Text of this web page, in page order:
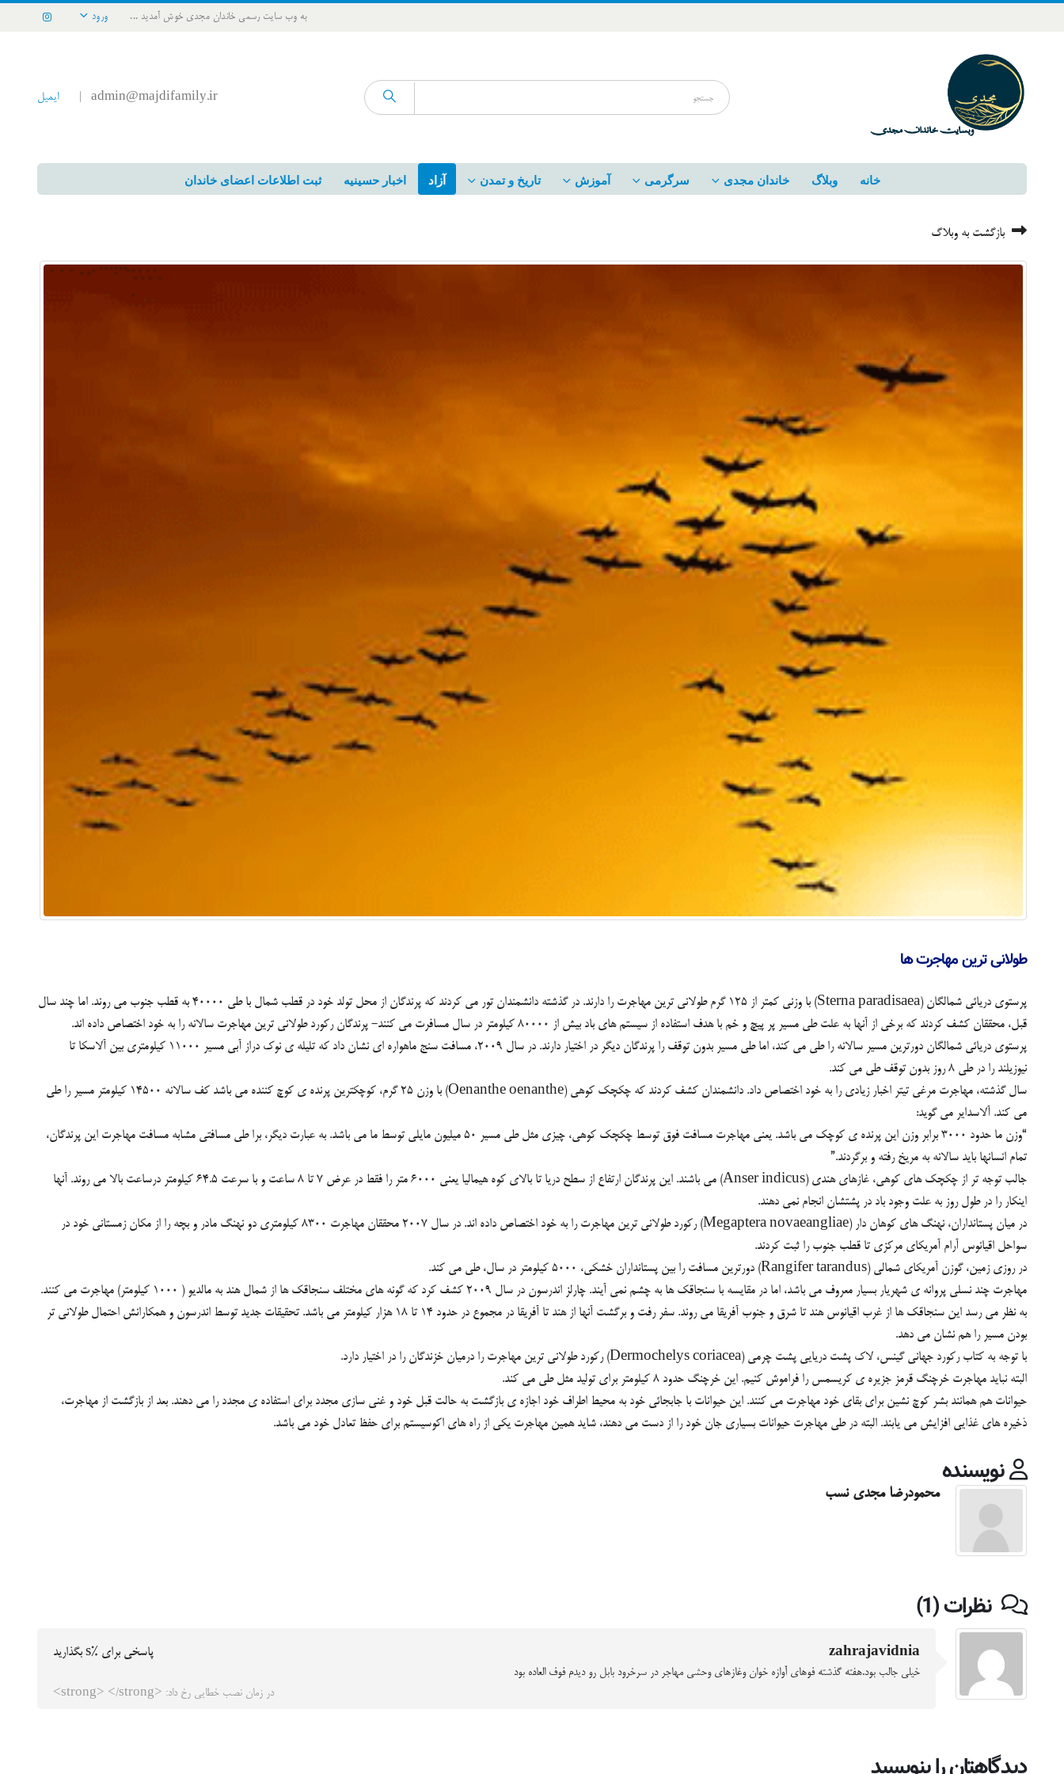
به وب سایت رسمی خاندان مجدی خوش آمدید ... ورود
admin@majdifamily.ir ایمیل
خانه وبلاگ خاندان مجدی سرگرمی آموزش تاریخ و تمدن آزاد اخبار حسینیه ثبت اطلاعات اعضای خاندان
بازگشت به وبلاگ
طولانی ترین مهاجرت ها
پرستوی دریائی شمالگان (Sterna paradisaea) با وزنی کمتر از 125 گرم طولانی ترین مهاجرت را دارند. در گذشته دانشمندان تور می کردند که پرندگان از محل تولد خود در قطب شمال با طی 40000 به قطب جنوب می روند. اما چند سال
قبل، محققان کشف کردند که برخی از آنها به علت طی مسیر پر پیچ و خم با هدف استفاده از سیستم های باد بیش از 80000 کیلومتر در سال مسافرت می کنند- پرندگان رکورد طولانی ترین مهاجرت سالانه را به خود اختصاص داده اند.
پرستوی دریائی شمالگان دورترین مسیر سالانه را طی می کند، اما طی مسیر بدون توقف را پرندگان دیگر در اختیار دارند. در سال 2009، مسافت سنج ماهواره ای نشان داد که تلیله ی نوک دراز آبی مسیر 11000 کیلومتری بین آلاسکا تا
نیوزیلند را در طی 8 روز بدون توقف طی می کند.
سال گذشته، مهاجرت مرغی تیتر اخبار زیادی را به خود اختصاص داد. دانشمندان کشف کردند که چکچک کوهی (Oenanthe oenanthe) با وزن 25 گرم، کوچکترین پرنده ی کوچ کننده می باشد کف سالانه 14500 کیلومتر مسیر را طی
می کند. آلاسدایر می گوید:
“وزن ما حدود 3000 برابر وزن این پرنده ی کوچک می باشد. یعنی مهاجرت مسافت فوق توسط چکچک کوهی، چیزی مثل طی مسیر 50 میلیون مایلی توسط ما می باشد. به عبارت دیگر، برا طی مسافتی مشابه مسافت مهاجرت این پرندگان،
تمام انسانها باید سالانه به مریخ رفته و برگردند.”
جالب توجه تر از چکچک های کوهی، غازهای هندی (Anser indicus) می باشند. این پرندگان ارتفاع از سطح دریا تا بالای کوه هیمالیا یعنی 6000 متر را فقط در عرض 7 تا 8 ساعت و با سرعت 64.5 کیلومتر درساعت بالا می روند. آنها
اینکار را در طول روز به علت وجود باد در پشتشان انجام نمی دهند.
در میان پستانداران، نهنگ های کوهان دار (Megaptera novaeangliae) رکورد طولانی ترین مهاجرت را به خود اختصاص داده اند. در سال 2007 محققان مهاجرت 8300 کیلومتری دو نهنگ مادر و بچه را از مکان زمستانی خود در
سواحل اقیانوس آرام آمریکای مرکزی تا قطب جنوب را ثبت کردند.
در روزی زمین، گوزن آمریکای شمالی (Rangifer tarandus) دورترین مسافت را بین پستانداران خشکی، 5000 کیلومتر در سال، طی می کند.
مهاجرت چند نسلی پروانه ی شهریار بسیار معروف می باشد، اما در مقایسه با سنجاقک ها به چشم نمی آیند. چارلز اندرسون در سال 2009 کشف کرد که گونه های مختلف سنجاقک ها از شمال هند به مالدیو ( 1000 کیلومتر) مهاجرت می کنند.
به نظر می رسد این سنجاقک ها از غرب اقیانوس هند تا شرق و جنوب آفریقا می روند. سفر رفت و برگشت آنها از هند تا آفریقا در مجموع در حدود 14 تا 18 هزار کیلومتر می باشد. تحقیقات جدید توسط اندرسون و همکارانش احتمال طولانی تر
بودن مسیر را هم نشان می دهد.
با توجه به کتاب رکورد جهانی گینس، لاک پشت دریایی پشت چرمی (Dermochelys coriacea) رکورد طولانی ترین مهاجرت را درمیان خزندگان را در اختیار دارد.
البته نباید مهاجرت خرچنگ قرمز جزیره ی کریسمس را فراموش کنیم. این خرچنگ حدود 8 کیلومتر برای تولید مثل طی می کند.
حیوانات هم همانند بشر کوچ نشین برای بقای خود مهاجرت می کنند. این حیوانات با جابجائی خود به محیط اطراف خود اجازه ی بازگشت به حالت قبل خود و غنی سازی مجدد برای استفاده ی مجدد را می دهند. بعد از بازگشت از مهاجرت،
ذخیره های غذایی افزایش می یابند. البته در طی مهاجرت حیوانات بسیاری جان خود را از دست می دهند، شاید همین مهاجرت یکی از راه های اکوسیستم برای حفظ تعادل خود می باشد.
نویسنده
محمودرضا مجدی نسب
نظرات (1)
zahrajavidnia پاسخی برای %s بگذارید
خیلی جالب بود.هفته گذشته فوهای آوازه خوان وغازهای وحشی مهاجر در سرخرود بابل رو دیدم فوف العاده بود
در زمان نصب خطایی رخ داد: <strong> </strong>